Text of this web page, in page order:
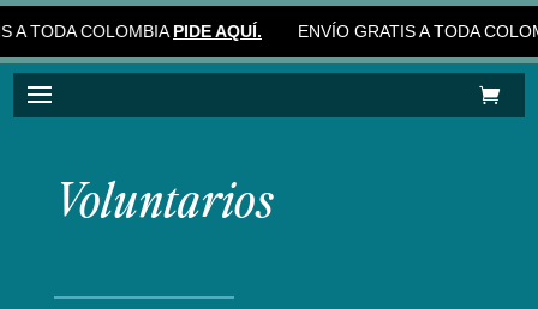
A TODA COLOMBIA PIDE AQUÍ. ENVÍO GRATIS A TODA
Voluntarios